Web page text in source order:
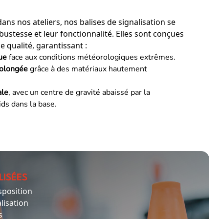
nos ateliers, nos balises de signalisation se
et leur fonctionnalité. Elles sont conçues
qualité, garantissant :
face aux conditions météorologiques extrêmes.
grâce à des matériaux hautement
, avec un centre de gravité abaissé par la
dans la base.